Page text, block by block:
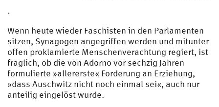
·
Wenn heute wieder Faschisten in den Parlamenten
sitzen, Synagogen angegriffen werden und mitunter
offen proklamierte Menschenverachtung regiert, ist
fraglich, ob die von Adorno vor sechzig Jahren
formulierte »allererste« Forderung an Erziehung,
»dass Auschwitz nicht noch einmal sei«, auch nur
anteilig eingelöst wurde.